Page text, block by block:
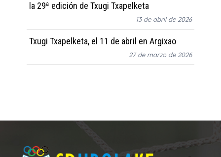
la 29ª edición de Txugi Txapelketa
13 de abril de 2026
Txugi Txapelketa, el 11 de abril en Argixao
27 de marzo de 2026